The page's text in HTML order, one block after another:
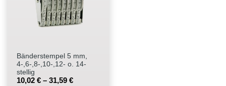
Bänderstempel 5 mm,
4-,6-,8-,10-,12- o. 14-
stellig
10,02 € – 31,59 €
Stempelfarben
Stempelzubehör